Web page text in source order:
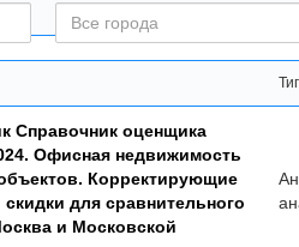
Справочник оценщика
Офисная недвижимость
Корректирующие
для сравнительного
и Московской